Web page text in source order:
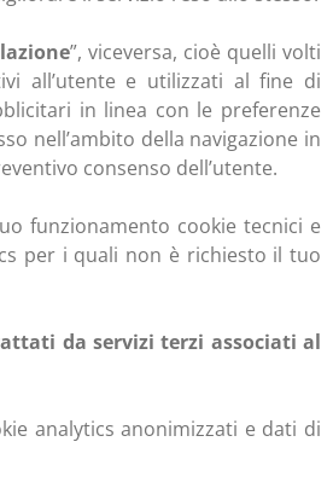
”, viceversa, cioè quelli volti
all’utente e utilizzati al fine di
in linea con le preferenze
nell’ambito della navigazione in
consenso dell’utente.
funzionamento cookie tecnici e
per i quali non è richiesto il tuo
da servizi terzi associati al
analytics anonimizzati e dati di